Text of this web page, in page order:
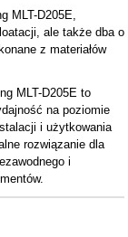
MLT-D205E,
ale także dba o
z materiałów
MLT-D205E to
na poziomie
i użytkowania
rozwiązanie dla
i